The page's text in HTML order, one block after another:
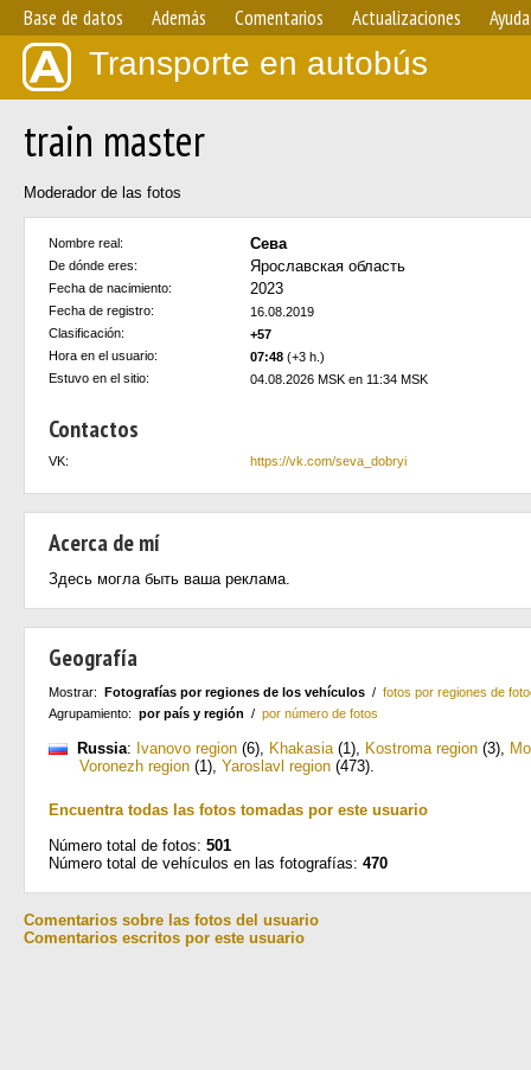
Base de datos Además Comentarios Actualizaciones Ayuda
Transporte en autobús
train master
Moderador de las fotos
Nombre real: Сева
De dónde eres: Ярославская область
Fecha de nacimiento: 2023
Fecha de registro:
16.08.2019
Clasificación:
+57
Hora en el usuario:
07:48 (+3 h.)
Estuvo en el sitio:
04.08.2026 MSK en 11:34 MSK
Contactos
VK: https://vk.com/seva_dobryi
Acerca de mí
Здесь могла быть ваша реклама.
Geografía
Mostrar: Fotografías por regiones de los vehículos / fotos por regiones de
Agrupamiento: por país y región / por número de fotos
Russia: Ivanovo region (6), Khakasia(1), Kostroma region (3),
Voronezh region (1), Yaroslavl region (473).
Encuentra todas las fotos tomadas por este usuario
Número total de fotos: 501
Número total de vehículos en las fotografías: 470
Comentarios sobre las fotos del usuario
Comentarios escritos por este usuario